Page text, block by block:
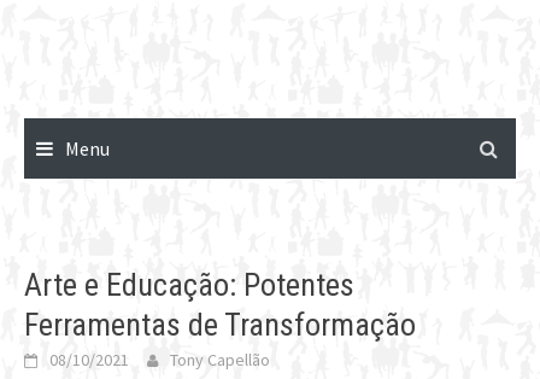
Menu
Arte e Educação: Potentes
Ferramentas de Transformação
08/10/2021 Tony Capellão